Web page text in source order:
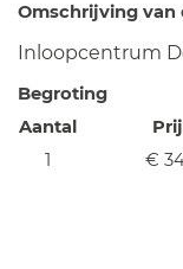
Omschrijving van
Inloopcentrum
Begroting
Aantal
1
€